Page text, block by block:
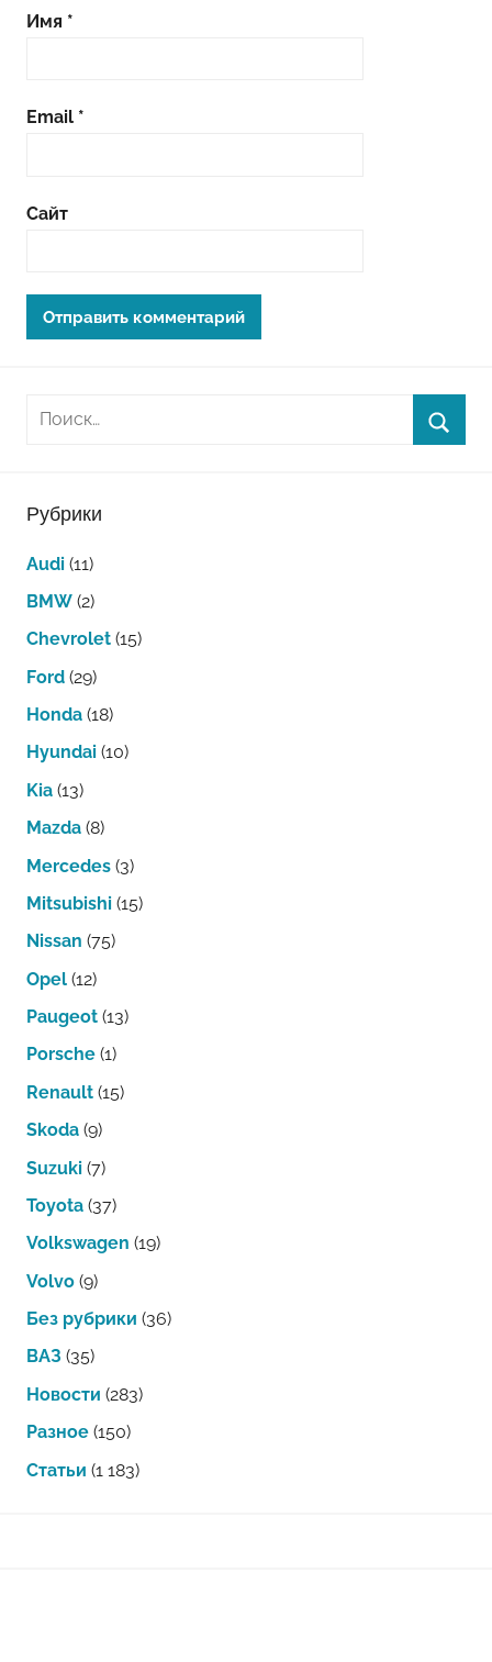
Имя *
Email *
Сайт
Рубрики
Audi (11)
BMW (2)
Chevrolet (15)
Ford (29)
Honda (18)
Hyundai (10)
Kia (13)
Mazda (8)
Mercedes (3)
Mitsubishi (15)
Nissan (75)
Opel (12)
Paugeot (13)
Porsche (1)
Renault (15)
Skoda (9)
Suzuki (7)
Toyota (37)
Volkswagen (19)
Volvo (9)
Без рубрики (36)
ВАЗ (35)
Новости (283)
Разное (150)
Статьи (1 183)